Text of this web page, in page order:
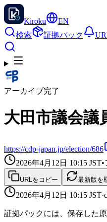
Kiroku
EN
検索
証拠パック
アーカイブ完了
大田市議会議
https://cdp-japan.jp/election/686
2026年4月12日 10:15 JST•
URLをコピー 最新版を
2026年4月12日 10:15 JST·
証拠パックには、保存した